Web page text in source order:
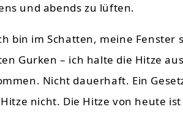
und abends zu lüften.
bin im Schatten, meine
Gurken – ich halte die Hitze
Nicht dauerhaft. Ein
nicht. Die Hitze von heute